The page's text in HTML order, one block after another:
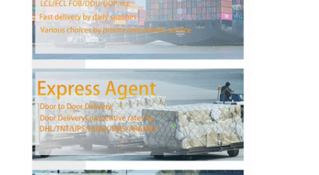
Angkutan Udara Maju
Barang laut
Pengiriman DDP Dari Tiongkok
Pengiriman ekspres
Angkutan Rel